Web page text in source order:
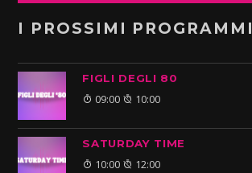
I PROSSIMI PROGRAMMI
FIGLI DEGLI 80
09:00 10:00
SATURDAY TIME
10:00 12:00